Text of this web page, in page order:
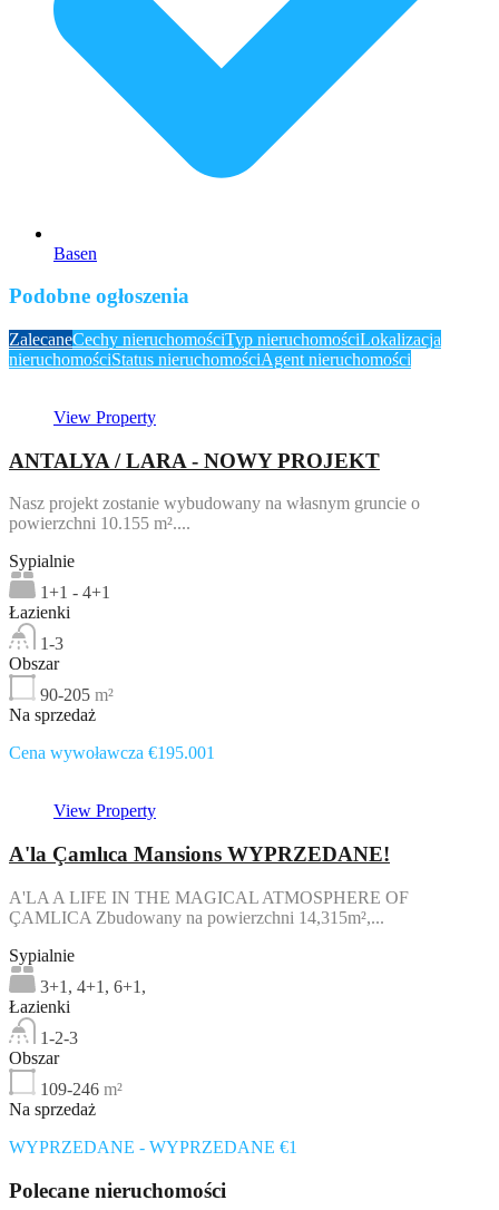
Basen
Podobne ogłoszenia
ZalecaneCechy nieruchomościTyp nieruchomościLokalizacja
nieruchomościStatus nieruchomościAgent nieruchomości
View Property
ANTALYA / LARA - NOWY PROJEKT
Nasz projekt zostanie wybudowany na własnym gruncie o
powierzchni 10.155 m²....
Sypialnie
1+1 - 4+1
Łazienki
1-3
Obszar
90-205 m²
Na sprzedaż
Cena wywoławcza €195.001
View Property
A'la Çamlıca Mansions WYPRZEDANE!
A'LA A LIFE IN THE MAGICAL ATMOSPHERE OF
ÇAMLICA Zbudowany na powierzchni 14,315m²,...
Sypialnie
3+1, 4+1, 6+1,
Łazienki
1-2-3
Obszar
109-246 m²
Na sprzedaż
WYPRZEDANE - WYPRZEDANE €1
Polecane nieruchomości